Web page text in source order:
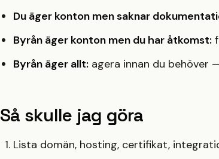
Du äger konton men saknar
Byrån äger konton men du har åtkomst:
Byrån äger allt: agera innan du behöver
Så skulle jag göra
Lista domän, hosting, certifikat,